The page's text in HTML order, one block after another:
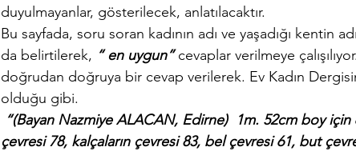
duyulmayanlar, gösterilecek, anlatılacaktır.
Bu sayfada, soru soran kadının adı ve yaşadığı kentin
da belirtilerek, “ en uygun” cevaplar verilmeye
doğrudan doğruya bir cevap verilerek. Ev Kadın
olduğu gibi.
“(Bayan Nazmiye ALACAN, Edirne)  1m. 52cm boy için
çevresi 78, kalçaların çevresi 83, bel çevresi 61, but